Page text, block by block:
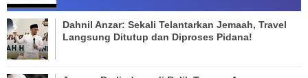
Dahnil Anzar: Sekali Telantarkan Jemaah, Travel
Langsung Ditutup dan Diproses Pidana!